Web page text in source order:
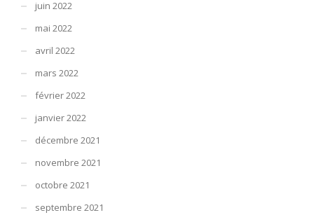
juin 2022
mai 2022
avril 2022
mars 2022
février 2022
janvier 2022
décembre 2021
novembre 2021
octobre 2021
septembre 2021